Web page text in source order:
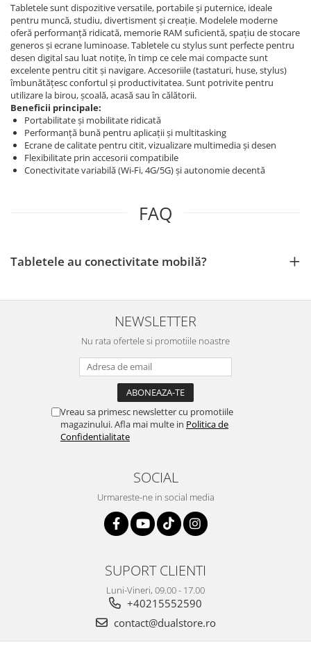
Tabletele sunt dispozitive versatile, portabile și puternice, ideale
pentru muncă, studiu, divertisment și creație. Modelele moderne
oferă performanță ridicată, memorie RAM suficientă, spațiu de stocare
generos și ecrane luminoase. Tabletele cu stylus sunt perfecte pentru
desen digital sau luat notițe, în timp ce cele mai compacte sunt
excelente pentru citit și navigare. Accesoriile (tastaturi, huse, stylus)
îmbunătățesc confortul și productivitatea. Sunt potrivite pentru
utilizare la birou, școală, acasă sau în călătorii.
Beneficii principale:
Portabilitate și mobilitate ridicată
Performanță bună pentru aplicații și multitasking
Ecrane de calitate pentru citit, vizualizare multimedia și desen
Flexibilitate prin accesorii compatibile
Conectivitate variabilă (Wi‑Fi, 4G/5G) și autonomie decentă
FAQ
Tabletele au conectivitate mobilă?
NEWSLETTER
Nu rata ofertele si promotiile noastre
Vreau sa primesc newsletter cu promotiile
magazinului. Afla mai multe in Politica de
Confidentialitate
SOCIAL
Urmareste-ne in social media
SUPORT CLIENTI
Luni-Vineri, 09.00 - 17.00
+40215552590
contact@dualstore.ro